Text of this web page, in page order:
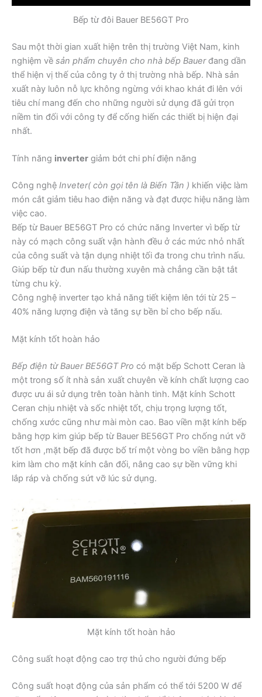
Bếp từ đôi Bauer BE56GT Pro
Sau một thời gian xuất hiện trên thị trường Việt Nam, kinh
nghiệm về sản phẩm chuyên cho nhà bếp Bauerđang dần
thể hiện vị thế của công ty ở thị trường nhà bếp. Nhà sản
xuất này luôn nỗ lực không ngừng với khao khát đi lên với
tiêu chí mang đến cho những người sử dụng đã gửi trọn
niềm tin đối với công ty để cống hiến các thiết bị hiện đại
nhất.
Tính năng inverter giảm bớt chi phí điện năng
Công nghệ Inveter( còn gọi tên là Biến Tần ) khiến việc làm
món cắt giảm tiêu hao điện năng và đạt được hiệu năng làm
việc cao.
Bếp từ Bauer BE56GT Pro có chức năng Inverter vì bếp từ
này có mạch công suất vận hành đều ở các mức nhỏ nhất
của công suất và tận dụng nhiệt tối đa trong chu trình nấu.
Giúp bếp từ đun nấu thường xuyên mà chẳng cần bật tắt
từng chu kỳ.
Công nghệ inverter tạo khả năng tiết kiệm lên tới từ 25 –
40% năng lượng điện và tăng sự bền bỉ cho bếp nấu.
Mặt kính tốt hoàn hảo
Bếp điện từ Bauer BE56GT Pro có mặt bếp Schott Ceran là
một trong số ít nhà sản xuất chuyên về kính chất lượng cao
được ưu ái sử dụng trên toàn hành tinh. Mặt kính Schott
Ceran chịu nhiệt và sốc nhiệt tốt, chịu trọng lượng tốt,
chống xước cũng như mài mòn cao. Bao viền mặt kính bếp
bằng hợp kim giúp bếp từ Bauer BE56GT Pro chống nứt vỡ
tốt hơn ,mặt bếp đã được bố trí một vòng bo viền bằng hợp
kim làm cho mặt kính cân đối, nâng cao sự bền vững khi
lắp ráp và chống sứt vỡ lúc sử dụng.
Mặt kính tốt hoàn hảo
Công suất hoạt động cao trợ thủ cho người đứng bếp
Công suất hoạt động của sản phẩm có thể tới 5200 W để